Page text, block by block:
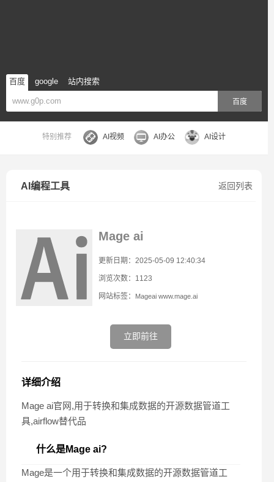
百度 google 站内搜索
百度
特别推荐 AI视频 AI办公 AI设计
返回列表
AI编程工具
Mage ai
更新日期：2025-05-09 12:40:34
浏览次数：1123
网站标签： Mageai www.mage.ai
立即前往
详细介绍
Mage ai官网,用于转换和集成数据的开源数据管道工
具,airflow替代品
什么是Mage ai?
Mage是一个用于转换和集成数据的开源数据管道工